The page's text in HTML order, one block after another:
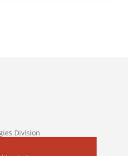
Division